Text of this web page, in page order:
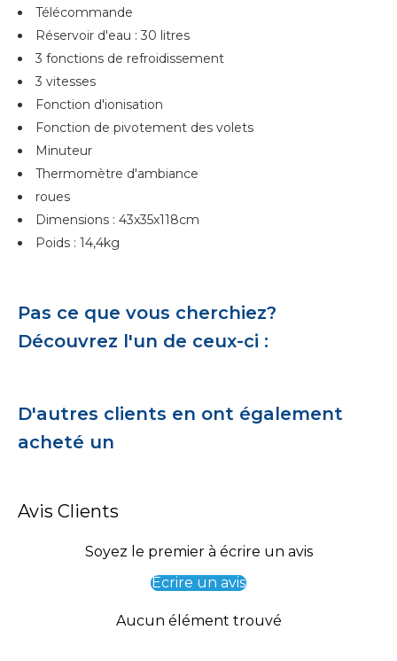
Télécommande
Réservoir d'eau : 30 litres
3 fonctions de refroidissement
3 vitesses
Fonction d'ionisation
Fonction de pivotement des volets
Minuteur
Thermomètre d'ambiance
roues
Dimensions : 43x35x118cm
Poids : 14,4kg
Pas ce que vous cherchiez?
Découvrez l'un de ceux-ci :
D'autres clients en ont également
acheté un
Avis Clients
Soyez le premier à écrire un avis
Écrire un avis
Aucun élément trouvé